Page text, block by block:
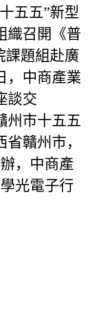
五五”新型
織召開《普
課題組赴廣
，中商產業
談交
州市十五五
贛州市，
，中商產
光電子行